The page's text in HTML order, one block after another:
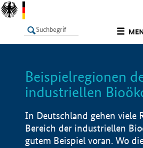
LISTE
Beispielregionen
industriellen
In Deutschland gehen viele
Bereich der industriellen
gutem Beispiel voran. Wo